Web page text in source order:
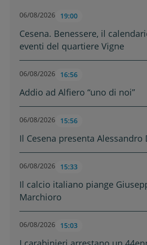
06/08/2026 19:00
Cesena. Benessere, il
eventi del quartiere Vigne
06/08/2026 16:56
Addio ad Alfiero “uno di noi”
06/08/2026 15:56
Il Cesena presenta Alessandro
06/08/2026 15:33
Il calcio italiano piange
Marchioro
06/08/2026 15:03